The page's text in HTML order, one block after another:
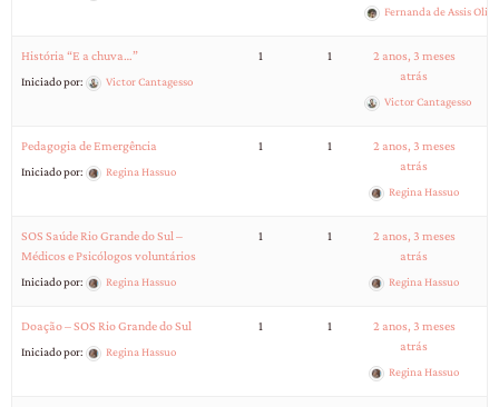
Fernanda de Assis
História “E a chuva…”
Iniciado por: Victor Cantagesso
1 1
2 anos, 3 meses
atrás
Victor Cantagesso
Pedagogia de Emergência
Iniciado por: Regina Hassuo
1 1
2 anos, 3 meses
atrás
Regina Hassuo
SOS Saúde Rio Grande do Sul –
Médicos e Psicólogos voluntários
Iniciado por: Regina Hassuo
1 1
2 anos, 3 meses
atrás
Regina Hassuo
Doação – SOS Rio Grande do Sul
Iniciado por: Regina Hassuo
1 1
2 anos, 3 meses
atrás
Regina Hassuo